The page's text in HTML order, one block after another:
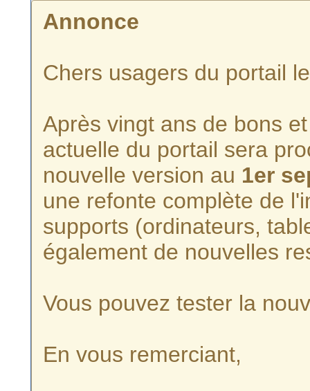
Annonce
Chers usagers du portail
Après vingt ans de bons
actuelle du portail sera
nouvelle version au 1er
une refonte complète de
supports (ordinateurs,
également de nouvelles
Vous pouvez tester la
En vous remerciant,